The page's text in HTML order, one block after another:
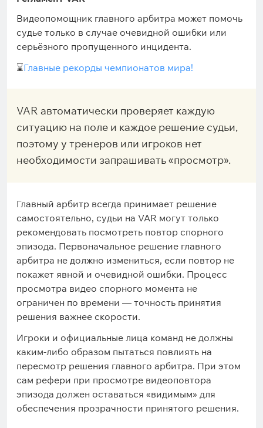
Видеопомощник главного арбитра может помочь
судье только в случае очевидной ошибки или
серьёзного пропущенного инцидента.
⌛Главные рекорды чемпионатов мира!
VAR автоматически проверяет каждую
ситуацию на поле и каждое решение судьи,
поэтому у тренеров или игроков нет
необходимости запрашивать «просмотр».
Главный арбитр всегда принимает решение
самостоятельно, судьи на VAR могут только
рекомендовать посмотреть повтор спорного
эпизода. Первоначальное решение главного
арбитра не должно измениться, если повтор не
покажет явной и очевидной ошибки. Процесс
просмотра видео спорного момента не
ограничен по времени — точность принятия
решения важнее скорости.
Игроки и официальные лица команд не должны
каким-либо образом пытаться повлиять на
пересмотр решения главного арбитра. При этом
сам рефери при просмотре видеоповтора
эпизода должен оставаться «видимым» для
обеспечения прозрачности принятого решения.